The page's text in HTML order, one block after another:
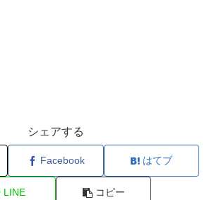
シェアする
Facebook はてブ
LINE コピー